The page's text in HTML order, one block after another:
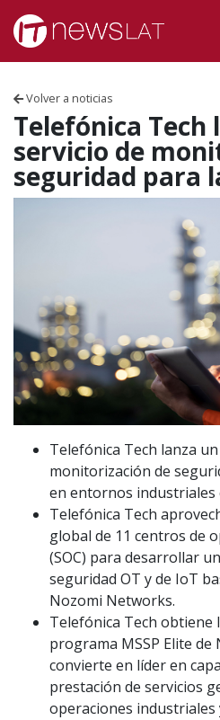
Skip to content
Volver a noticias
Telefónica Tech
servicio de
seguridad para
Telefónica Tech lanza
monitorización de
en entornos industriales
Telefónica Tech
global de 11 centros de
(SOC) para desarrollar
seguridad OT y de IoT
Nozomi Networks.
Telefónica Tech obtiene
programa MSSP Elite
convierte en líder en
prestación de servicios
operaciones industriales
CHILE